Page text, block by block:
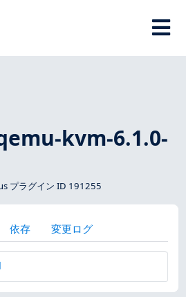
kvm-6.1.0-
プラグイン ID 191255
依存 変更ログ